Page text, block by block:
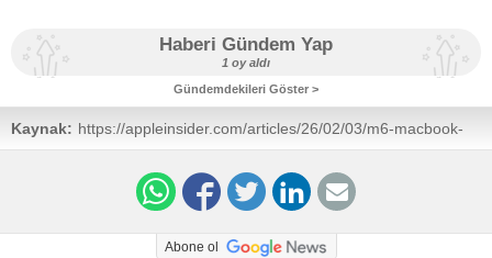
Haberi Gündem Yap
1 oy aldı
Gündemdekileri Göster >
Kaynak: https://appleinsider.com/articles/26/02/03/m6-macbook-
pro-oled-screen-m6-chip-close-to-mass-production
Abone ol